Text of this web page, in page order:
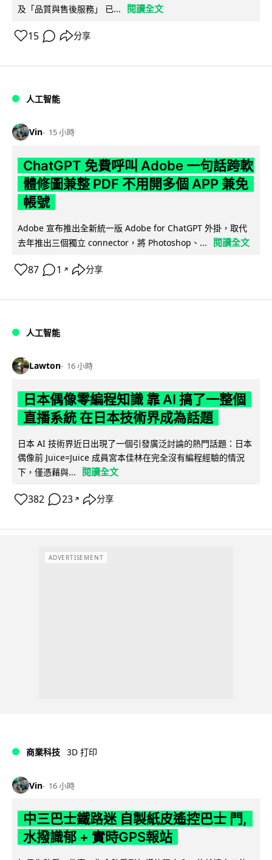
及「品質與售後服務」 已... 閱讀全文
15 分享
人工智能
Vin 15 小時
ChatGPT 免費呼叫 Adobe 一句話跨軟
體修圖兼整 PDF 不用開多個 APP 兼免
帳號
Adobe 宣布推出全新統一版 Adobe for ChatGPT 外掛，取代
去年推出三個獨立 connector，將 Photoshop、...
閱讀全文
87 1 ↗ 分享
人工智能
Lawton 16 小時
日本偶像零編程知識 靠 AI 搞了一整個
直播系統 在日本技術界成為話題
日本 AI 技術界近日出現了一個引發廣泛討論的熱門話題：日本
偶像前 Juice=Juice 成員宮本佳林在完全沒有編程經驗的情況
下，僅憑藉與...
閱讀全文
382 23 ↗ 分享
ADVERTISEMENT
商業科技 3D 打印
Vin 16 小時
中三巴士鐵路迷 自製紙皮遙控巴士 門,
水撥識郁 + 實時GPS報站